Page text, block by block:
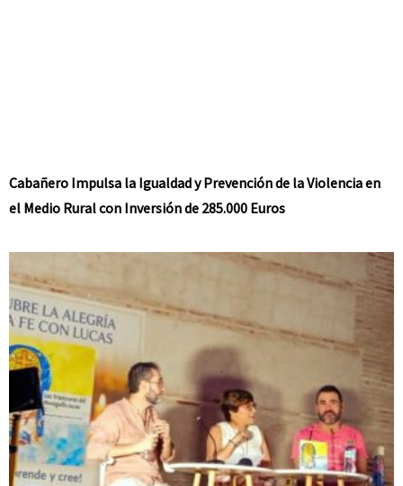
Cabañero Impulsa la Igualdad y Prevención de la Violencia en
el Medio Rural con Inversión de 285.000 Euros